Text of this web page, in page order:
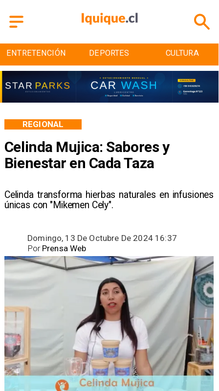
DEPORTES CULTURA TURISMO
Celinda Mujica: Sabores y
Bienestar en Cada Taza
Celinda transforma hierbas naturales en infusiones
únicas con "Mikemen Cely".
REGIONAL
Domingo, 13 De Octubre De 2024 16:37
Prensa Web
Por